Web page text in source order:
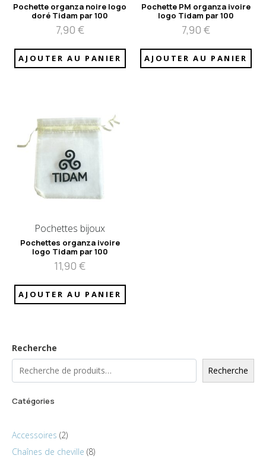
Pochette organza noire logo
doré Tidam par 100
7,90 €
AJOUTER AU PANIER
Pochette PM organza ivoire
logo Tidam par 100
7,90€
AJOUTER AU PANIER
Pochettes bijoux
Pochettes organza ivoire
logo Tidam par 100
11,90€
AJOUTER AU PANIER
Recherche
Recherche
Catégories
Accessoires 2
Chaînes de cheville 8